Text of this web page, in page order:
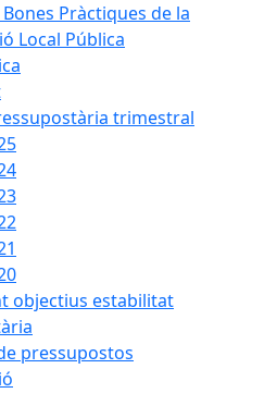
Pràctiques de la
Local Pública
trimestral
objectius estabilitat
pressupostos